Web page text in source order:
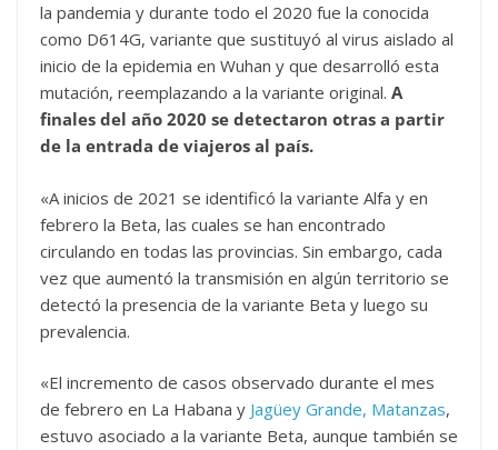
la pandemia y durante todo el 2020 fue la conocida
como D614G, variante que sustituyó al virus aislado al
inicio de la epidemia en Wuhan y que desarrolló esta
mutación, reemplazando a la variante original. A
finales del año 2020 se detectaron otras a partir
de la entrada de viajeros al país.
«A inicios de 2021 se identificó la variante Alfa y en
febrero la Beta, las cuales se han encontrado
circulando en todas las provincias. Sin embargo, cada
vez que aumentó la transmisión en algún territorio se
detectó la presencia de la variante Beta y luego su
prevalencia.
«El incremento de casos observado durante el mes
de febrero en La Habana y Jagüey Grande, Matanzas,
estuvo asociado a la variante Beta, aunque también se